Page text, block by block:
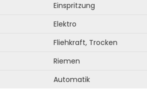
Einspritzung
Elektro
Fliehkraft, Trocken
Riemen
Automatik